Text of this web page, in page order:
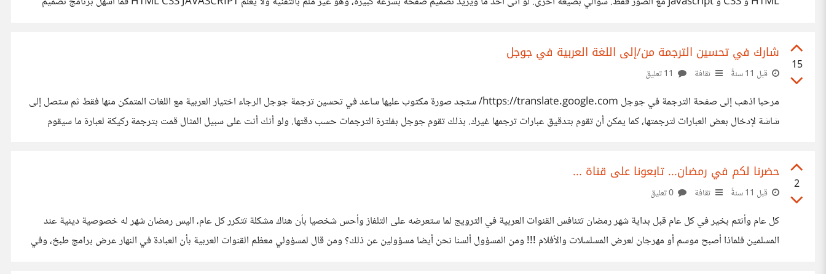
15
شارك في تحسين الترجمة من/إلى اللغة العربية في جوجل
قبل 11 سنةً ثقافة
مرحبا اذهب إلى صفحة الترجمة في جوجل https://translate.google.com/ ستجد صورة مكتوب عليها ساعد في تحسين ترجمة جوجل الرجاء اختيار العربية مع اللغات المتمكن منها فقط ثم ستصل إلى
شاشة لإدخال بعض العبارات لترجمتها، كما يمكن أن تقوم بتدقيق عبارات ترجمها غيرك. بذلك تقوم جوجل بفلترة الترجمات حسب دقتها. ولو أنك أنت على سبيل المثال قمت بترجمة ركيكة لعبارة ما سيقوم
2
حضرنا لكم في رمضان... تابعونا على قناة ...
قبل 11 سنةً ثقافة
كل عام وأنتم بخير في كل عام قبل بداية شهر رمضان تتنافس القنوات العربية في الترويج لما ستعرضه على التلفاز وأحس شخصيا بأن هناك مشكلة تتكرر كل عام، اليس رمضان شهر له خصوصية دينية عند
المسلمين فلماذا أصبح موسم أو مهرجان لعرض المسلسلات والأفلام !!! ومن المسؤول ألسنا نحن أيضا مسؤولين عن ذلك؟ ومن قال لمسؤولي معظم القنوات العربية بأن العبادة في النهار عرض برامج طبخ، وفي